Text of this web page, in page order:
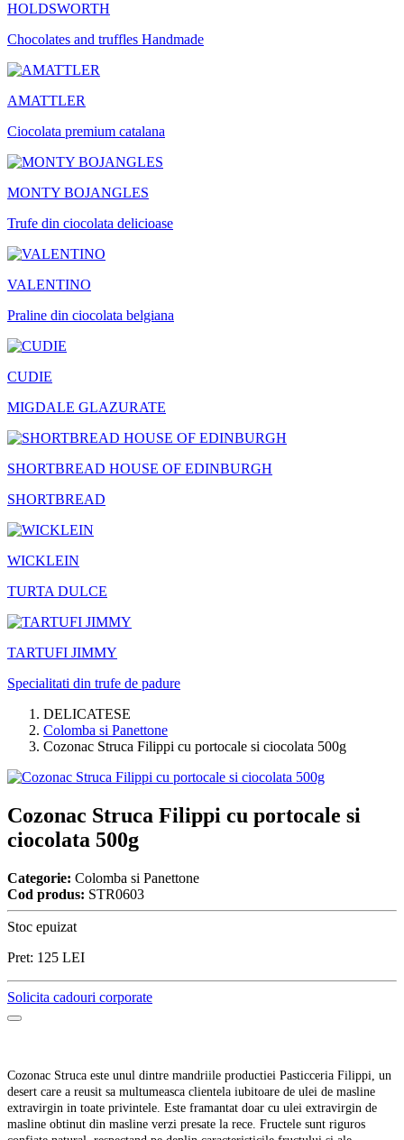
HOLDSWORTH
Chocolates and truffles Handmade
AMATTLER
Ciocolata premium catalana
MONTY BOJANGLES
Trufe din ciocolata delicioase
VALENTINO
Praline din ciocolata belgiana
CUDIE
MIGDALE GLAZURATE
SHORTBREAD HOUSE OF EDINBURGH
SHORTBREAD
WICKLEIN
TURTA DULCE
TARTUFI JIMMY
Specialitati din trufe de padure
DELICATESE
Colomba si Panettone
Cozonac Struca Filippi cu portocale si ciocolata 500g
Cozonac Struca Filippi cu portocale si
ciocolata 500g
Categorie: Colomba si Panettone
Cod produs: STR0603
Stoc epuizat
Pret: 125 LEI
Solicita cadouri corporate
Cozonac Struca este unul dintre mandriile productiei Pasticceria Filippi, un
desert care a reusit sa multumeasca clientela iubitoare de ulei de masline
extravirgin in toate privintele. Este framantat doar cu ulei extravirgin de
masline obtinut din masline verzi presate la rece. Fructele sunt riguros